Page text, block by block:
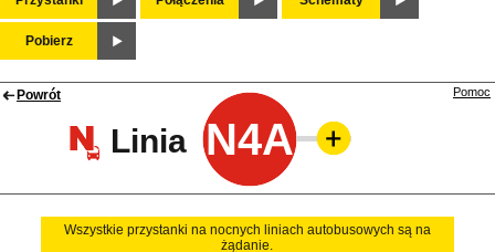
Pobierz
Powrót
Linia N4A
Pomoc
Wszystkie przystanki na nocnych liniach autobusowych są na
żądanie.